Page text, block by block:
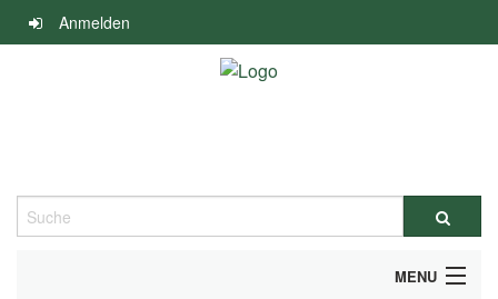
Navigation
überspringen
Anmelden
Suche
MENU